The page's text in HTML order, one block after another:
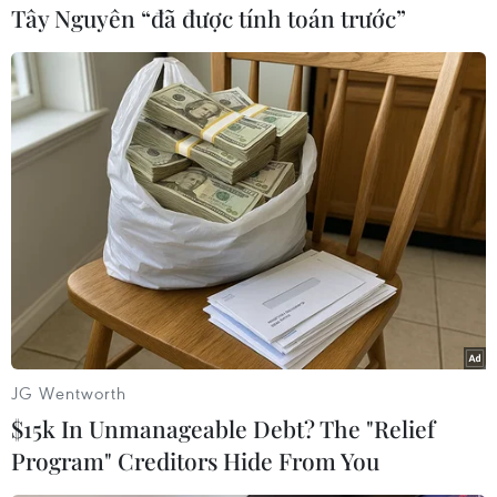
Bang Eloy Alfaro, Atacames và Muisne thuộc
tỉnh Esmeraldas, tỉnh Manabi và El Oro là
những địa phương chịu ảnh hưởng nặng nề
nhất.
Nhiều cơ quan và chuyên gia địa lý Ecuador
cảnh báo sẽ tiếp tục có những đợt sóng lớn tại
khu vực duyên hải nước này từ ngày 23-26/12,
đồng thời kêu gọi người dân ở vùng bị ảnh
hưởng áp dụng biện pháp khẩn cấp và cần thiết
để tránh thiệt hại về người và vật chất./.
Tây Nguyên “đã được tính toán trước”
JG Wentworth
$15k In Unmanageable Debt? The "Relief
Program" Creditors Hide From You